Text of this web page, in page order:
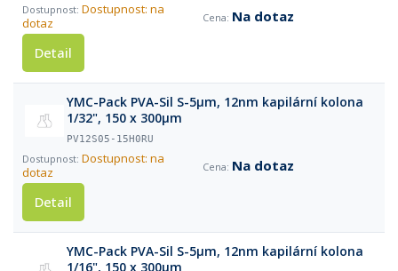
Dostupnost: na
dotaz
Na dotaz
Detail
YMC-Pack PVA-Sil S-5µm, 12nm kapilární kolona
1/32", 150 x 300µm
PV12S05-15H0RU
Dostupnost: na
dotaz
Na dotaz
Detail
YMC-Pack PVA-Sil S-5µm, 12nm kapilární kolona
1/16", 150 x 300µm